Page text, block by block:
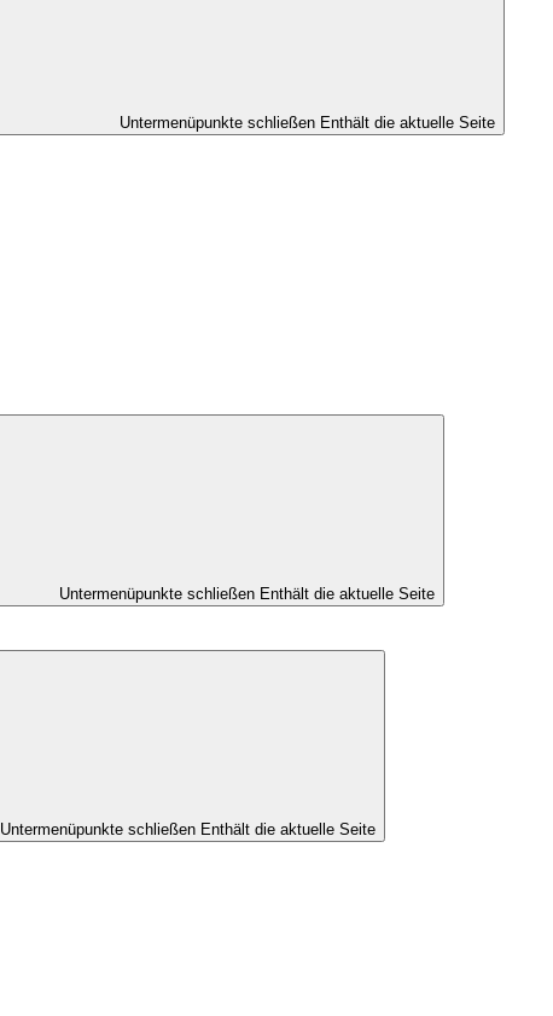
Untermenüpunkte schließen Enthält die aktuelle Seite
Untermenüpunkte schließen Enthält die aktuelle Seite
Untermenüpunkte schließen Enthält die aktuelle Seite